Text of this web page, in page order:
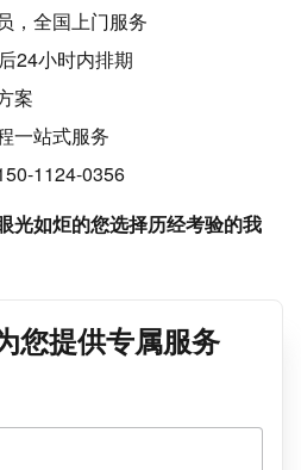
，全国上门服务
24小时内排期
案
一站式服务
1124-0356
光如炬的您选择历经考验的我
您提供专属服务